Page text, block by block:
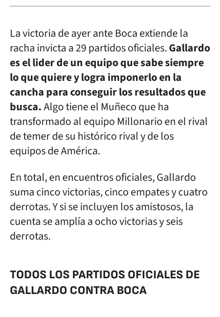
La victoria de ayer ante Boca extiende la
racha invicta a 29 partidos oficiales.Gallardo
es el lider de un equipo que sabe siempre
lo que quiere y logra imponerlo en la
cancha para conseguir los resultados que
busca.Algo tiene el Muñeco que ha
transformado al equipo Millonario en el rival
de temer de su histórico rival y de los
equipos de América.
En total, en encuentros oficiales, Gallardo
suma cinco victorias, cinco empates y cuatro
derrotas. Y si se incluyen los amistosos, la
cuenta se amplía a ocho victorias y seis
derrotas.
TODOS LOS PARTIDOS OFICIALES DE
GALLARDO CONTRA BOCA